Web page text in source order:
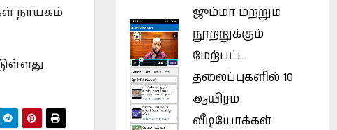
நாயகம்
ஜும்மா மற்றும்
நூற்றுக்கும்
மேற்பட்ட
தலைப்புகளில் 10
ஆயிரம்
வீடியோக்கள்